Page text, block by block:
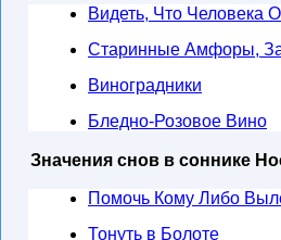
Видеть, Что Человека
Старинные Амфоры,
Виноградники
Бледно-Розовое Вино
Значения снов в соннике
Помочь Кому Либо
Тонуть в Болоте